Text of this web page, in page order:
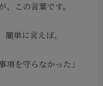
この言葉です。
単に言えば、
項を守らなかった」